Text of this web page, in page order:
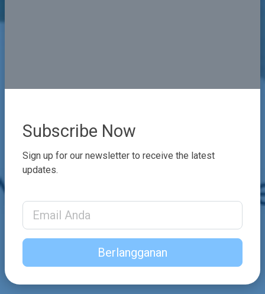
Subscribe Now
Sign up for our newsletter to receive the latest
updates.
Email Address
Berlangganan